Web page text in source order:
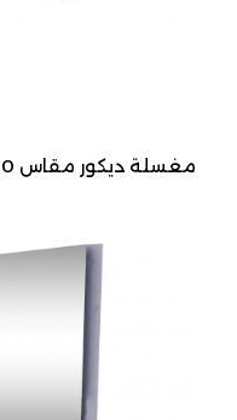
مغسلة ديكور مقاس 120 سم لون أبيض رخامي